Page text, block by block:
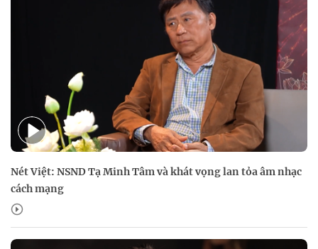
Nét Việt: NSND Tạ Minh Tâm và khát vọng lan tỏa âm nhạc
cách mạng